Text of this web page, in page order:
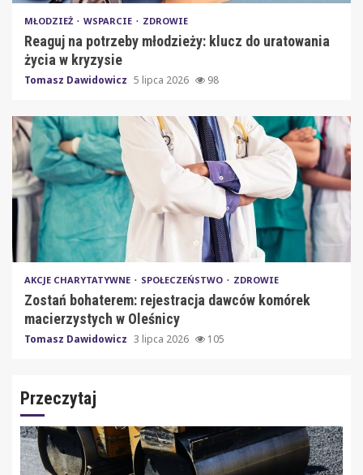
MŁODZIEŻ WSPARCIE ZDROWIE
Reaguj na potrzeby młodzieży: klucz do uratowania
życia w kryzysie
Tomasz Dawidowicz 5 lipca 2026 98
AKCJE CHARYTATYWNE SPOŁECZEŃSTWO ZDROWIE
Zostań bohaterem: rejestracja dawców komórek
macierzystych w Oleśnicy
Tomasz Dawidowicz 3 lipca 2026 105
Przeczytaj